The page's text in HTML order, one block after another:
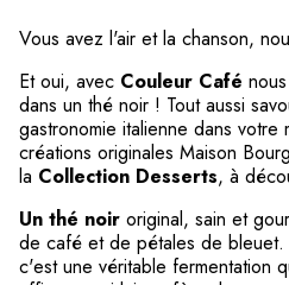
Vous avez l'air et la chanson,
Et oui, avec Couleur Café
dans un thé noir ! Tout aussi
gastronomie italienne dans
créations originales Maison
la Collection Desserts, à
Un thé noir original, sain et
de café et de pétales de bleuet.
c'est une véritable fermentation